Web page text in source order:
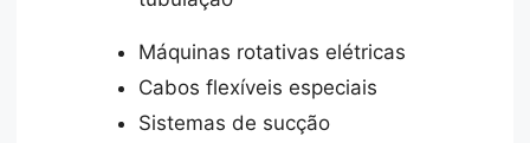
Máquinas rotativas elétricas
Cabos flexíveis especiais
Sistemas de sucção